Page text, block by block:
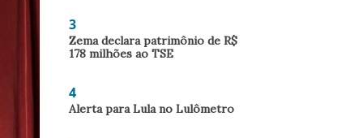
3
Zema declara patrimônio de R$
178 milhões ao TSE
4
Alerta para Lula no Lulômetro